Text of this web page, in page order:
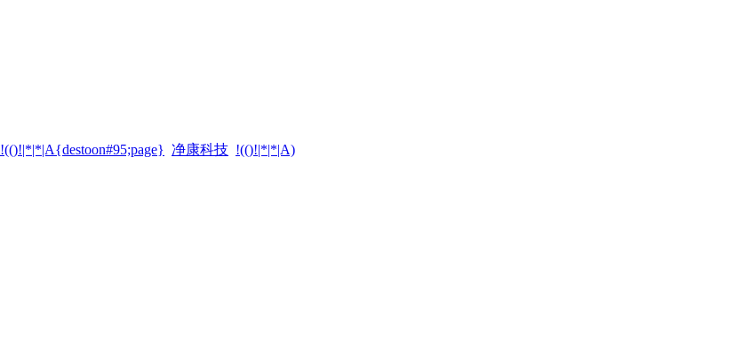
!(()!|*|*|A{destoon#95;page} 净康科技 !(()!|*|*|A)